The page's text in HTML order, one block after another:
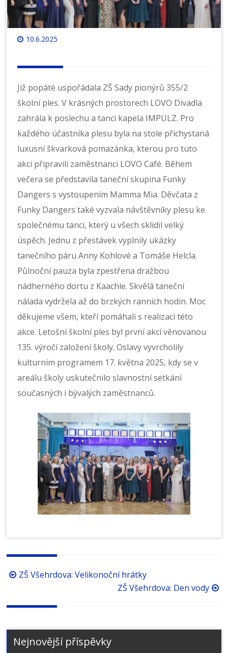
10.6.2025
Již popáté uspořádala ZŠ Sady pionýrů 355/2
školní ples. V krásných prostorech LOVO Divadla
zahrála k poslechu a tanci kapela IMPULZ. Pro
každého účastníka plesu byla na stole přichystaná
luxusní škvarková pomazánka, kterou pro tuto
akci připravili zaměstnanci LOVO Café. Během
večera se představila taneční skupina Funky
Dangers s vystoupením Mamma Mia. Děvčata z
Funky Dangers také vyzvala návštěvníky plesu ke
společnému tanci, který u všech sklidil velký
úspěch. Jednu z přestávek vyplnily ukázky
tanečního páru Anny Kohlové a Tomáše Helcla.
Půlnoční pauza byla zpestřena dražbou
nádherného dortu z Kaachle. Skvělá taneční
nálada vydržela až do brzkých ranních hodin. Moc
děkujeme všem, kteří pomáhali s realizací této
akce. Letošní školní ples byl první akcí věnovanou
135. výročí založení školy. Oslavy vyvrcholily
kulturním programem 17. května 2025, kdy se v
areálu školy uskutečnilo slavnostní setkání
současných i bývalých zaměstnanců.
Procházení
ZŠ Všehrdova: Velikonoční hrátky
ZŠ Všehrdova: Den vody
Nejnovější příspěvky